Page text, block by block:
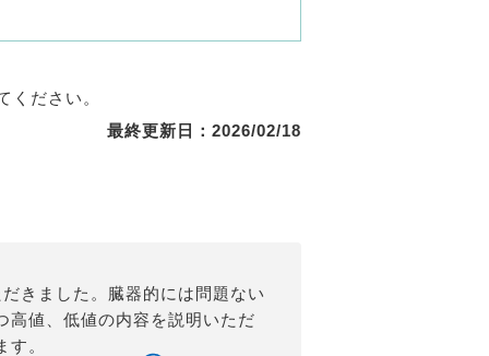
ださい。
最終更新日：2026/02/18
きました。臓器的には問題ない
高値、低値の内容を説明いただ
。